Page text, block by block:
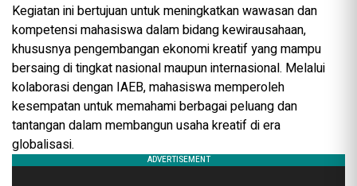
Kegiatan ini bertujuan untuk meningkatkan wawasan dan
kompetensi mahasiswa dalam bidang kewirausahaan,
khususnya pengembangan ekonomi kreatif yang mampu
bersaing di tingkat nasional maupun internasional. Melalui
kolaborasi dengan IAEB, mahasiswa memperoleh
kesempatan untuk memahami berbagai peluang dan
tantangan dalam membangun usaha kreatif di era
globalisasi.